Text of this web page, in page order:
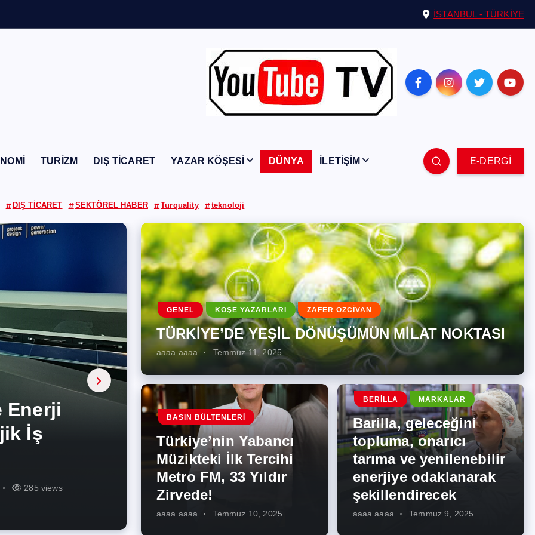
İSTANBUL - TÜRKİYE
TURİZM DIŞ TİCARET YAZAR KÖŞESİ DÜNYA İLETİŞİM E-DERGİ
DIŞ TİCARET SEKTÖREL HABER Turquality teknoloji
342 views
İlk
271 views
273 views
Enerji
İş
285 views
Kısa
225 views
Artması
260 views
GENEL KÖŞE YAZARLARI ZAFER ÖZCİVAN
TÜRKİYE’DE YEŞİL DÖNÜŞÜMÜN MİLAT NOKTASI
aaaa aaaa Temmuz 11, 2025
BASIN BÜLTENLERI
Türkiye’nin Yabancı
Müzikteki İlk Tercihi
Metro FM, 33 Yıldır
Zirvede!
aaaa aaaa Temmuz 10, 2025
BERILLA MARKALAR
Barilla, geleceğini
topluma, onarıcı
tarıma ve yenilenebilir
enerjiye odaklanarak
şekillendirecek
aaaa aaaa Temmuz 9, 2025